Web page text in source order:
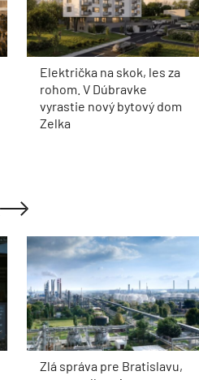
Električka na skok, les za
rohom. V Dúbravke
vyrastie nový bytový dom
Zelka
Zlá správa pre Bratislavu,